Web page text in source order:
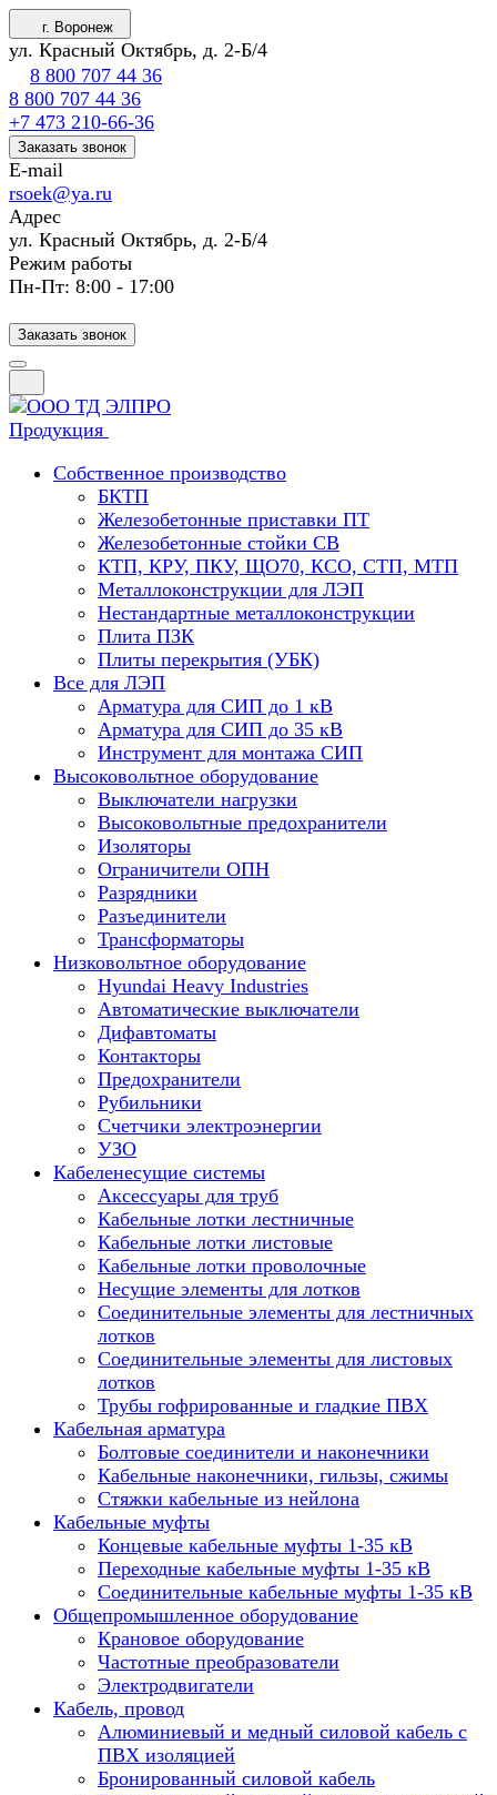
г. Воронеж
ул. Красный Октябрь, д. 2-Б/4
8 800 707 44 36
8 800 707 44 36
+7 473 210-66-36
Заказать звонок
E-mail
rsoek@ya.ru
Адрес
ул. Красный Октябрь, д. 2-Б/4
Режим работы
Пн-Пт: 8:00 - 17:00
Заказать звонок
Продукция
Собственное производство
БКТП
Железобетонные приставки ПТ
Железобетонные стойки СВ
КТП, КРУ, ПКУ, ЩО70, КСО, СТП, МТП
Металлоконструкции для ЛЭП
Нестандартные металлоконструкции
Плита ПЗК
Плиты перекрытия (УБК)
Все для ЛЭП
Арматура для СИП до 1 кВ
Арматура для СИП до 35 кВ
Инструмент для монтажа СИП
Высоковольтное оборудование
Выключатели нагрузки
Высоковольтные предохранители
Изоляторы
Ограничители ОПН
Разрядники
Разъединители
Трансформаторы
Низковольтное оборудование
Hyundai Heavy Industries
Автоматические выключатели
Дифавтоматы
Контакторы
Предохранители
Рубильники
Счетчики электроэнергии
УЗО
Кабеленесущие системы
Аксессуары для труб
Кабельные лотки лестничные
Кабельные лотки листовые
Кабельные лотки проволочные
Несущие элементы для лотков
Соединительные элементы для лестничных
лотков
Соединительные элементы для листовых
лотков
Трубы гофрированные и гладкие ПВХ
Кабельная арматура
Болтовые соединители и наконечники
Кабельные наконечники, гильзы, сжимы
Стяжки кабельные из нейлона
Кабельные муфты
Концевые кабельные муфты 1-35 кВ
Переходные кабельные муфты 1-35 кВ
Соединительные кабельные муфты 1-35 кВ
Общепромышленное оборудование
Крановое оборудование
Частотные преобразователи
Электродвигатели
Кабель, провод
Алюминиевый и медный силовой кабель с
ПВХ изоляцией
Бронированный силовой кабель